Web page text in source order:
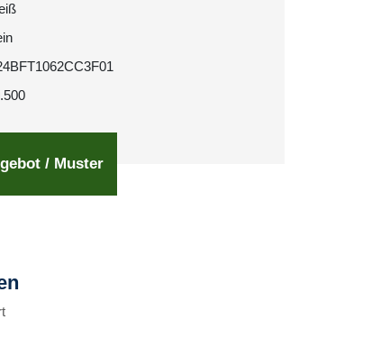
/ Muster